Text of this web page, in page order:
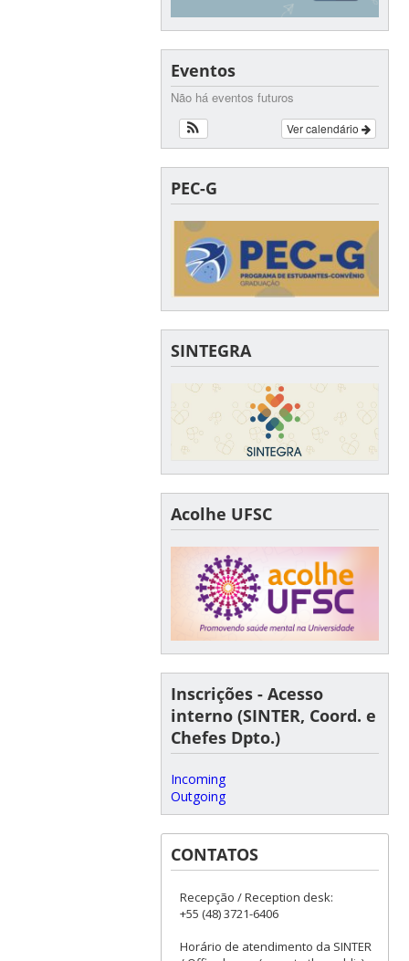
Eventos
Não há eventos futuros
Ver calendário
PEC-G
SINTEGRA
Acolhe UFSC
Inscrições - Acesso
interno (SINTER, Coord. e
Chefes Dpto.)
Incoming
Outgoing
CONTATOS
Recepção / Reception desk:
+55 (48) 3721-6406
Horário de atendimento da SINTER